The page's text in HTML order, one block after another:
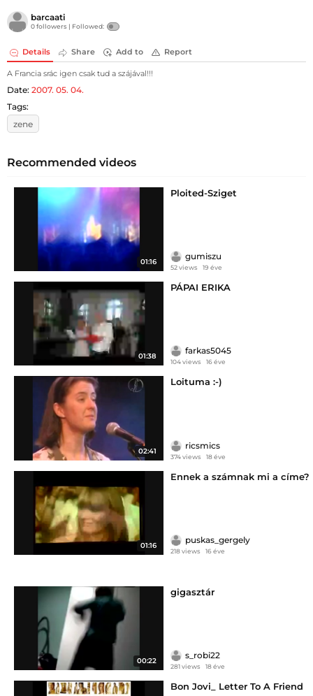
barcaati
0 followers | Followed:
Details Share Add to Report
A Francia srác igen csak tud a szájával!!!
Date: 2007. 05. 04.
Tags:
zene
Recommended videos
01:16
Ploited-Sziget
gumiszu
52 views 19 éve
01:38
PÁPAI ERIKA
farkas5045
104 views 16 éve
02:41
Loituma :-)
ricsmics
374 views 18 éve
01:16
Ennek a számnak mi a címe?
puskas_gergely
218 views 16 éve
00:22
gigasztár
s_robi22
281 views 18 éve
Bon Jovi_ Letter To A Friend